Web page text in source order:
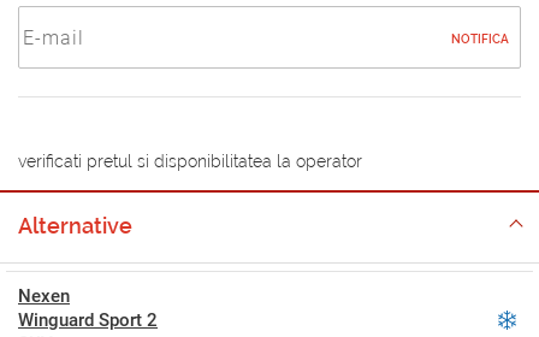
NOTIFICA
verificati pretul si disponibilitatea la operator
Alternative
Nexen
Winguard Sport 2